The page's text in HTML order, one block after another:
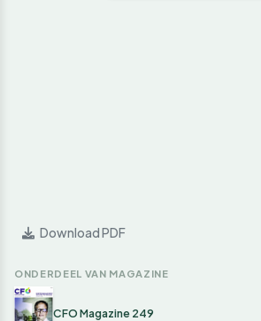
Download PDF
ONDERDEEL VAN MAGAZINE
CFO Magazine 249